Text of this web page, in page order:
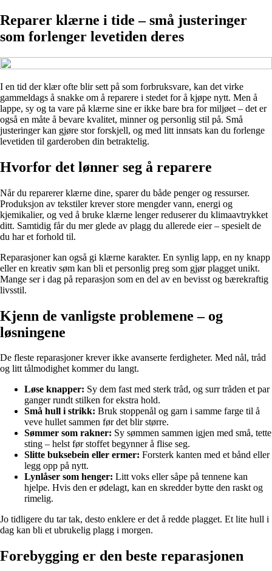
Reparer klærne i tide – små justeringer
som forlenger levetiden deres
I en tid der klær ofte blir sett på som forbruksvare, kan det virke
gammeldags å snakke om å reparere i stedet for å kjøpe nytt. Men å
lappe, sy og ta vare på klærne sine er ikke bare bra for miljøet – det er
også en måte å bevare kvalitet, minner og personlig stil på. Små
justeringer kan gjøre stor forskjell, og med litt innsats kan du forlenge
levetiden til garderoben din betraktelig.
Hvorfor det lønner seg å reparere
Når du reparerer klærne dine, sparer du både penger og ressurser.
Produksjon av tekstiler krever store mengder vann, energi og
kjemikalier, og ved å bruke klærne lenger reduserer du klimaavtrykket
ditt. Samtidig får du mer glede av plagg du allerede eier – spesielt de
du har et forhold til.
Reparasjoner kan også gi klærne karakter. En synlig lapp, en ny knapp
eller en kreativ søm kan bli et personlig preg som gjør plagget unikt.
Mange ser i dag på reparasjon som en del av en bevisst og bærekraftig
livsstil.
Kjenn de vanligste problemene – og
løsningene
De fleste reparasjoner krever ikke avanserte ferdigheter. Med nål, tråd
og litt tålmodighet kommer du langt.
Løse knapper: Sy dem fast med sterk tråd, og surr tråden et par
ganger rundt stilken for ekstra hold.
Små hull i strikk: Bruk stoppenål og garn i samme farge til å
veve hullet sammen før det blir større.
Sømmer som rakner: Sy sømmen sammen igjen med små, tette
sting – helst før stoffet begynner å flise seg.
Slitte buksebein eller ermer: Forsterk kanten med et bånd eller
legg opp på nytt.
Lynlåser som henger: Litt voks eller såpe på tennene kan
hjelpe. Hvis den er ødelagt, kan en skredder bytte den raskt og
rimelig.
Jo tidligere du tar tak, desto enklere er det å redde plagget. Et lite hull i
dag kan bli et ubrukelig plagg i morgen.
Forebygging er den beste reparasjonen